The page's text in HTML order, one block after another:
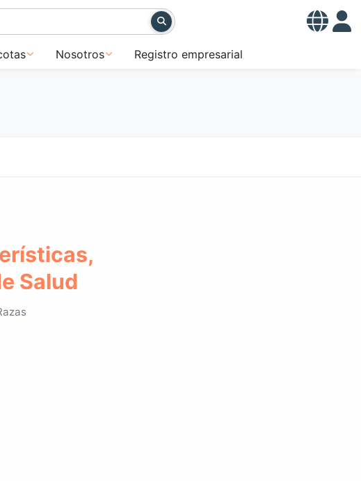
Nosotros Registro empresarial
Salud